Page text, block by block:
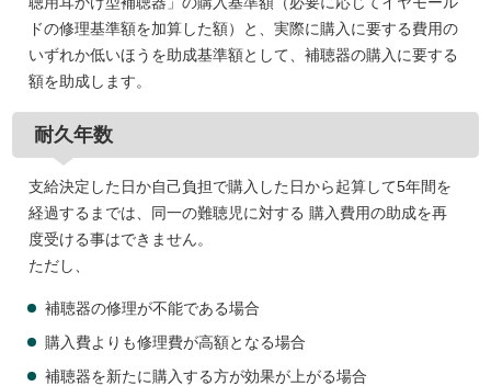
ドの修理基準額を加算した額）と、実際に購入に要する費用の
いずれか低いほうを助成基準額として、補聴器の購入に要する
額を助成します。
耐久年数
支給決定した日か自己負担で購入した日から起算して5年間を
経過するまでは、同一の難聴児に対する 購入費用の助成を再
度受ける事はできません。
ただし、
補聴器の修理が不能である場合
購入費よりも修理費が高額となる場合
補聴器を新たに購入する方が効果が上がる場合